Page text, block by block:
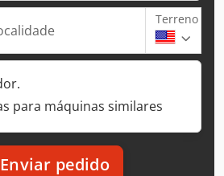
Terreno
para máquinas similares
Enviar pedido